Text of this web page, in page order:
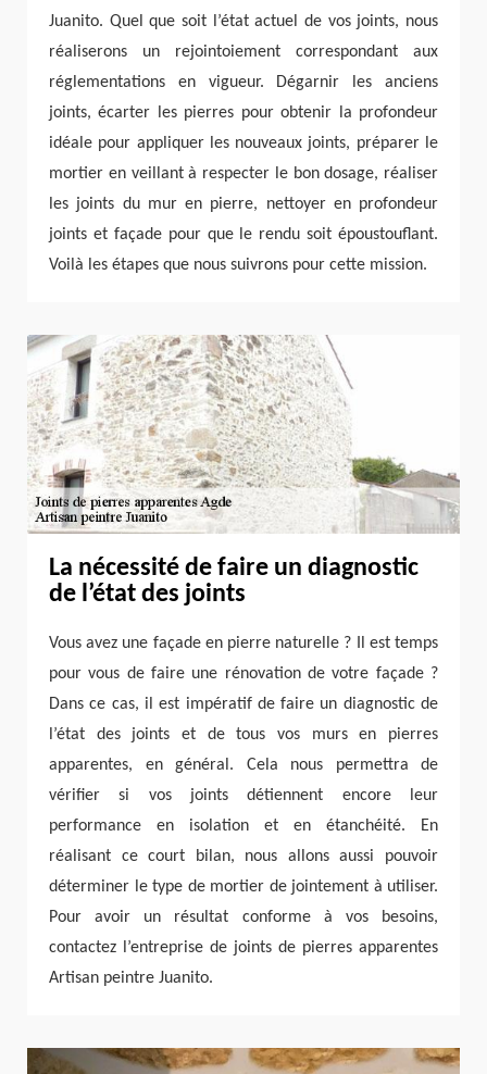
Juanito. Quel que soit l’état actuel de vos joints, nous
réaliserons un rejointoiement correspondant aux
réglementations en vigueur. Dégarnir les anciens
joints, écarter les pierres pour obtenir la profondeur
idéale pour appliquer les nouveaux joints, préparer le
mortier en veillant à respecter le bon dosage, réaliser
les joints du mur en pierre, nettoyer en profondeur
joints et façade pour que le rendu soit époustouflant.
Voilà les étapes que nous suivrons pour cette mission.
La nécessité de faire un diagnostic
de l’état des joints
Vous avez une façade en pierre naturelle ? Il est temps
pour vous de faire une rénovation de votre façade ?
Dans ce cas, il est impératif de faire un diagnostic de
l’état des joints et de tous vos murs en pierres
apparentes, en général. Cela nous permettra de
vérifier si vos joints détiennent encore leur
performance en isolation et en étanchéité. En
réalisant ce court bilan, nous allons aussi pouvoir
déterminer le type de mortier de jointement à utiliser.
Pour avoir un résultat conforme à vos besoins,
contactez l’entreprise de joints de pierres apparentes
Artisan peintre Juanito.